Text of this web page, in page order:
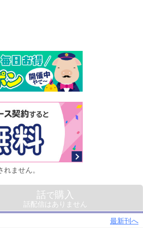
ません。
話で購入
話配信はありません
最新刊へ